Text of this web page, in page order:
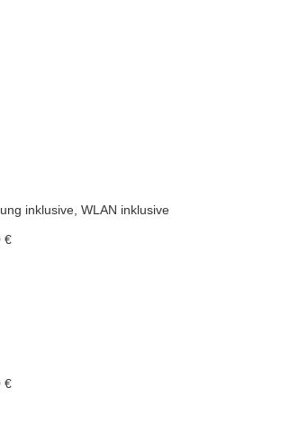
inklusive, WLAN inklusive
€
€